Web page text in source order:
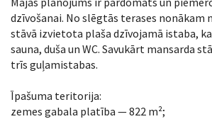
dzīvošanai. No slēgtās terases nonākam
stāvā izvietota plaša dzīvojamā istaba,
sauna, duša un WC. Savukārt mansarda
trīs guļamistabas.
Īpašuma teritorija:
zemes gabala platība — 822 m²;